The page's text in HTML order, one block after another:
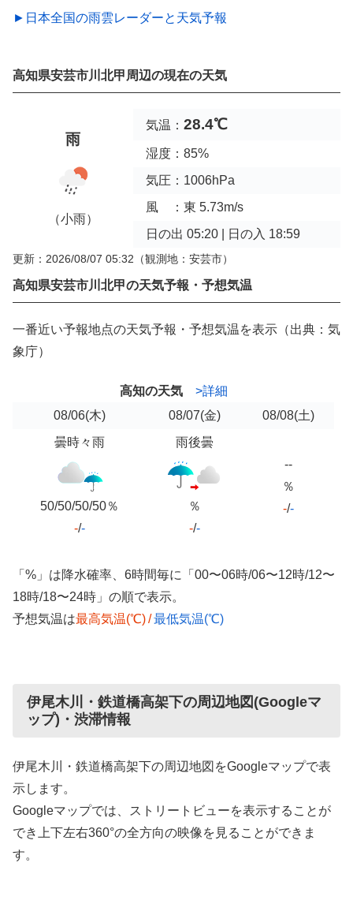
►日本全国の雨雲レーダーと天気予報
高知県安芸市川北甲周辺の現在の天気
雨
（小雨）
気温： 28.4℃
湿度：85%
気圧：1006hPa
風 ：東 5.73m/s
日の出 05:20 | 日の入 18:59
更新：2026/08/07 05:32 （観測地：安芸市）
高知県安芸市川北甲の天気予報・予想気温
一番近い予報地点の天気予報・予想気温を表示（出典：気
象庁）
高知の天気
>詳細
08/06(木) 08/07(金) 08/08(土)
曇時々雨
50/50/50/50％
-/-
雨後曇
％
-/-
--
％
-/-
「%」は降水確率、6時間毎に「00〜06時/06〜12時/12〜
18時/18〜24時」の順で表示。
予想気温は最高気温(℃)/最低気温(℃)
伊尾木川・鉄道橋高架下の周辺地図(Googleマ
ップ)・渋滞情報
伊尾木川・鉄道橋高架下の周辺地図をGoogleマップで表
示します。
Googleマップでは、ストリートビューを表示することが
でき上下左右360°の全方向の映像を見ることができま
す。